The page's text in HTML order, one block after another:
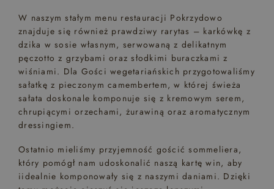
W naszym stałym menu restauracji Pokrzydowo
znajduje się również prawdziwy rarytas – karkówkę z
dzika w sosie własnym, serwowaną z delikatnym
pęczotto z grzybami oraz słodkimi buraczkami z
wiśniami. Dla Gości wegetariańskich przygotowaliśmy
sałatkę z pieczonym camembertem, w której świeża
sałata doskonale komponuje się z kremowym serem,
chrupiącymi orzechami, żurawiną oraz aromatycznym
dressingiem.
Ostatnio mieliśmy przyjemność gościć sommeliera,
który pomógł nam udoskonalić naszą kartę win, aby
iidealnie komponowały się z naszymi daniami. Dzięki